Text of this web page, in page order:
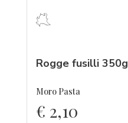
Rogge fusilli 350g
Moro Pasta
€ 2,10